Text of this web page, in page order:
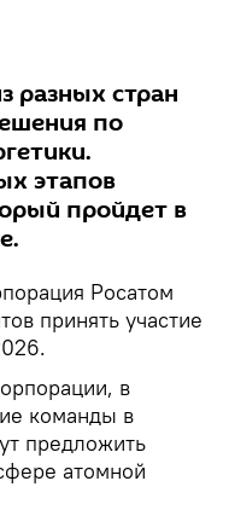
разных стран
по
этапов
пройдет в
Росатом
принять участие
в
команды в
предложить
атомной